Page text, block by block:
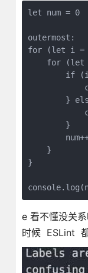
let num = 0
outermost:
for (let i =
for (let
if
}
        }
    }
}
e 看不懂没关
时候 ESLint 都